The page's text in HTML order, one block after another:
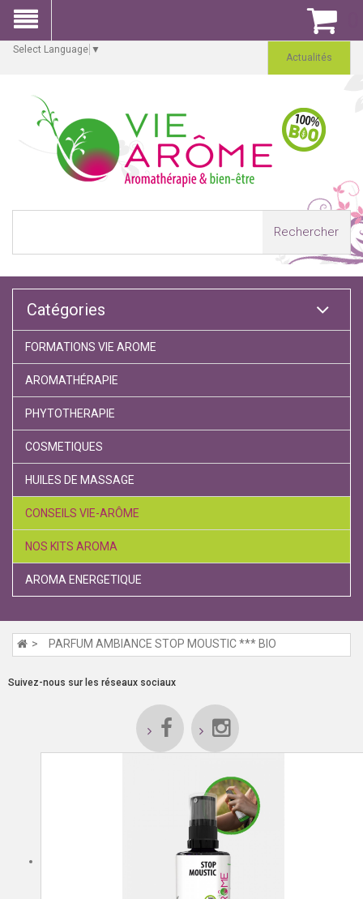
Select Language ▼
Actualités
Rechercher
Catégories
FORMATIONS VIE AROME
AROMATHÉRAPIE
PHYTOTHERAPIE
COSMETIQUES
HUILES DE MASSAGE
CONSEILS VIE-ARÔME
NOS KITS AROMA
AROMA ENERGETIQUE
PARFUM AMBIANCE STOP MOUSTIC *** BIO
Suivez-nous sur les réseaux sociaux